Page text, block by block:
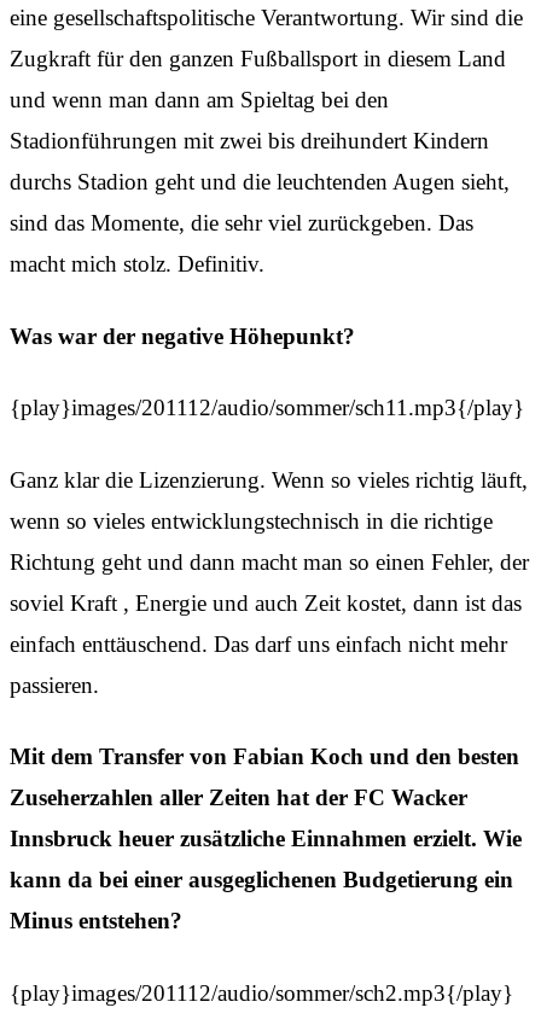
eine gesellschaftspolitische Verantwortung. Wir sind die
Zugkraft für den ganzen Fußballsport in diesem Land
und wenn man dann am Spieltag bei den
Stadionführungen mit zwei bis dreihundert Kindern
durchs Stadion geht und die leuchtenden Augen sieht,
sind das Momente, die sehr viel zurückgeben. Das
macht mich stolz. Definitiv.
Was war der negative Höhepunkt?
{play}images/201112/audio/sommer/sch11.mp3{/play}
Ganz klar die Lizenzierung. Wenn so vieles richtig läuft,
wenn so vieles entwicklungstechnisch in die richtige
Richtung geht und dann macht man so einen Fehler, der
soviel Kraft , Energie und auch Zeit kostet, dann ist das
einfach enttäuschend. Das darf uns einfach nicht mehr
passieren.
Mit dem Transfer von Fabian Koch und den besten
Zuseherzahlen aller Zeiten hat der FC Wacker
Innsbruck heuer zusätzliche Einnahmen erzielt. Wie
kann da bei einer ausgeglichenen Budgetierung ein
Minus entstehen?
{play}images/201112/audio/sommer/sch2.mp3{/play}